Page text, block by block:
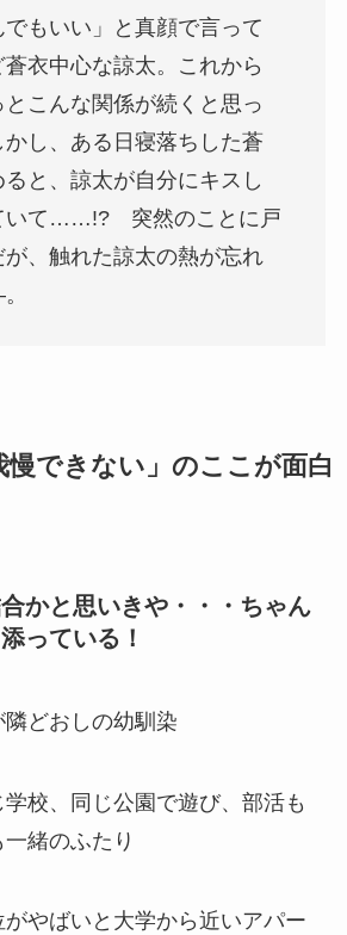
もいい」と真顔で言って
蒼衣中心な諒太。これから
こんな関係が続くと思っ
かし、ある日寝落ちした蒼
と、諒太が自分にキスし
いて……!? 突然のことに戸
、触れた諒太の熱が忘れ
慢できない」のここが面白
かと思いきや・・・ちゃん
っている！
どおしの幼馴染
校、同じ公園で遊び、部活も
緒のふたり
やばいと大学から近いアパー